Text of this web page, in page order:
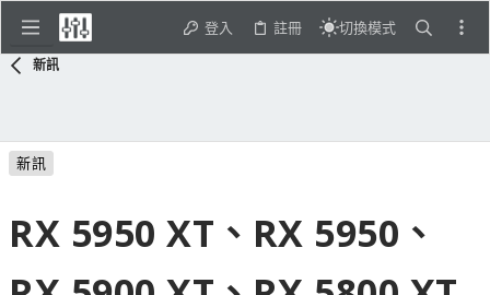
登入 註冊 切換模式
新訊
新訊
RX 5950 XT、RX 5950、